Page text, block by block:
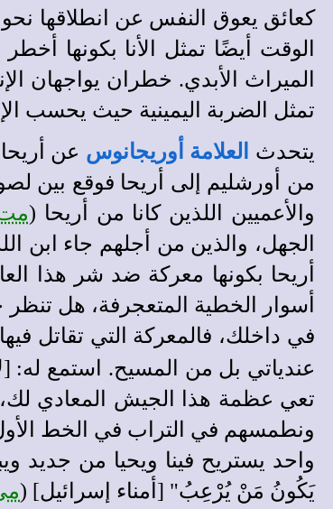
كعائق يعوق النفس عن انطلاقها نحو
الوقت أيضًا تمثل الأنا بكونها
الميراث الأبدي. خطران يواجهان
تمثل الضربة اليمينية حيث يحسب
يتحدث
العلامة أوريجانوس عن
من أورشليم إلى أريحا فوقع بين
والأعميين اللذين كانا من أريحا (مت 20:
الجهل، والذين من أجلهم جاء ابن
أريحا بكونها معركة ضد شر هذا
أسوار الخطية المتعجرفة، هل
في داخلك، فالمعركة التي تقاتل فيها
عندياتي بل من المسيح. استمع له:
تعي عظمة هذا الجيش المعادي لك،
ونطمسهم في التراب في الخط
واحد يستريح فينا ويحيا من جديد
يَكُونُ مَنْ يُرْعِبُ" [أمناء إسرائيل] (مي